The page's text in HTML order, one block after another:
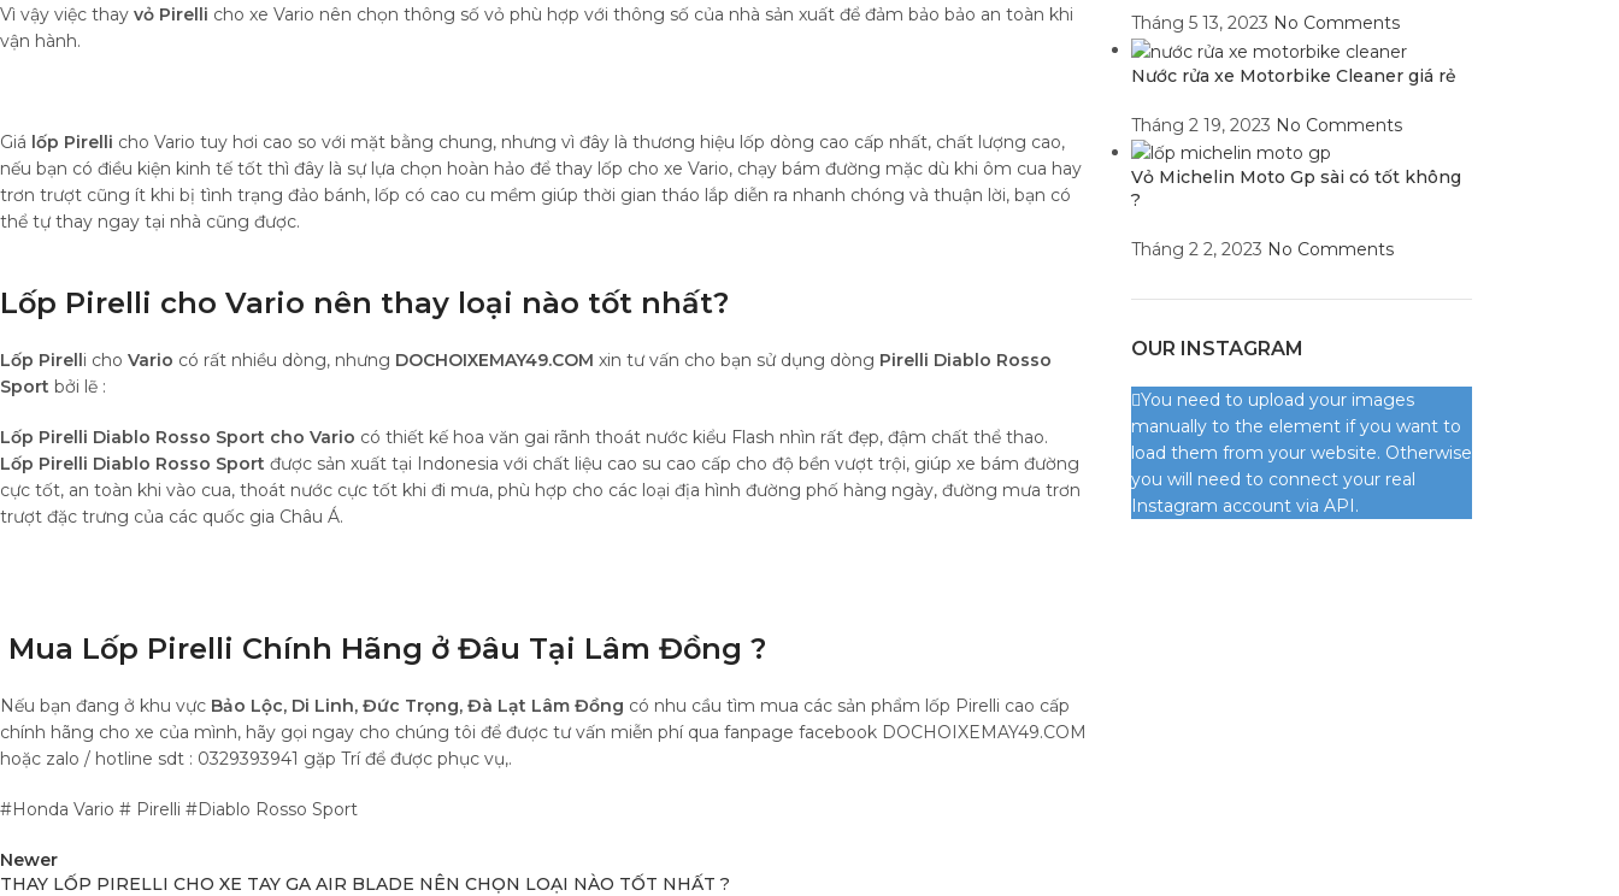
Vì vậy việc thay vỏ Pirelli cho xe Vario nên chọn thông số vỏ phù hợp với thông số của nhà sản xuất để đảm bảo bảo an toàn khi
vận hành.
Giá lốp Pirelli cho Vario tuy hơi cao so với mặt bằng chung, nhưng vì đây là thương hiệu lốp dòng cao cấp nhất, chất lượng cao,
nếu bạn có điều kiện kinh tế tốt thì đây là sự lựa chọn hoàn hảo để thay lốp cho xe Vario, chạy bám đường mặc dù khi ôm cua hay
trơn trượt cũng ít khi bị tình trạng đảo bánh, lốp có cao cu mềm giúp thời gian tháo lắp diễn ra nhanh chóng và thuận lời, bạn có
thể tự thay ngay tại nhà cũng được.
Lốp Pirelli cho Vario nên thay loại nào tốt nhất?
Lốp Pirelli cho Vario có rất nhiều dòng, nhưng DOCHOIXEMAY49.COM xin tư vấn cho bạn sử dụng dòng Pirelli Diablo Rosso
Sport bởi lẽ :
Lốp Pirelli Diablo Rosso Sport cho Vario có thiết kế hoa văn gai rãnh thoát nước kiểu Flash nhìn rất đẹp, đậm chất thể thao.
Lốp Pirelli Diablo Rosso Sport được sản xuất tại Indonesia với chất liệu cao su cao cấp cho độ bền vượt trội, giúp xe bám đường
cực tốt, an toàn khi vào cua, thoát nước cực tốt khi đi mưa, phù hợp cho các loại địa hình đường phố hàng ngày, đường mưa trơn
trượt đặc trưng của các quốc gia Châu Á.
Mua Lốp Pirelli Chính Hãng ở Đâu Tại Lâm Đồng ?
Nếu bạn đang ở khu vực Bảo Lộc, Di Linh, Đức Trọng, Đà Lạt Lâm Đồng có nhu cầu tìm mua các sản phẩm lốp Pirelli cao cấp
chính hãng cho xe của mình, hãy gọi ngay cho chúng tôi để được tư vấn miễn phí qua fanpage facebook DOCHOIXEMAY49.COM
hoặc zalo / hotline sdt : 0329393941 gặp Trí để được phục vụ,.
#Honda Vario # Pirelli #Diablo Rosso Sport
Newer
THAY LỐP PIRELLI CHO XE TAY GA AIR BLADE NÊN CHỌN LOẠI NÀO TỐT NHẤT ?
Tháng 5 13, 2023 No Comments
Nước rửa xe Motorbike Cleaner giá rẻ
Tháng 2 19, 2023 No Comments
Vỏ Michelin Moto Gp sài có tốt không
?
Tháng 2 2, 2023 No Comments
OUR INSTAGRAM
You need to upload your images
manually to the element if you want to
load them from your website. Otherwise
you will need to connect your real
Instagram account via API.